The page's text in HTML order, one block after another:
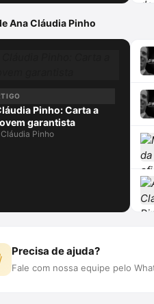
Ana Cláudia Pinho
Pinho: Carta a
garantista
Pinho
Precisa de ajuda?
Fale com nossa equipe pelo